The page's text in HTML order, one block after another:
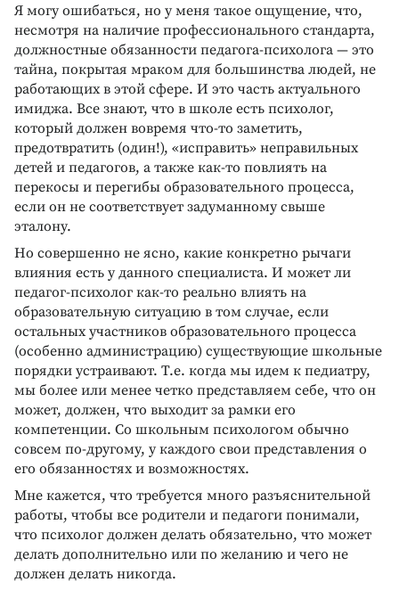
Я могу ошибаться, но у меня такое ощущение, что,
несмотря на наличие профессионального стандарта,
должностные обязанности педагога-психолога — это
тайна, покрытая мраком для большинства людей, не
работающих в этой сфере. И это часть актуального
имиджа. Все знают, что в школе есть психолог,
который должен вовремя что-то заметить,
предотвратить (один!), «исправить» неправильных
детей и педагогов, а также как-то повлиять на
перекосы и перегибы образовательного процесса,
если он не соответствует задуманному свыше
эталону.
Но совершенно не ясно, какие конкретно рычаги
влияния есть у данного специалиста. И может ли
педагог-психолог как-то реально влиять на
образовательную ситуацию в том случае, если
остальных участников образовательного процесса
(особенно администрацию) существующие школьные
порядки устраивают. Т.е. когда мы идем к педиатру,
мы более или менее четко представляем себе, что он
может, должен, что выходит за рамки его
компетенции. Со школьным психологом обычно
совсем по-другому, у каждого свои представления о
его обязанностях и возможностях.
Мне кажется, что требуется много разъяснительной
работы, чтобы все родители и педагоги понимали,
что психолог должен делать обязательно, что может
делать дополнительно или по желанию и чего не
должен делать никогда.